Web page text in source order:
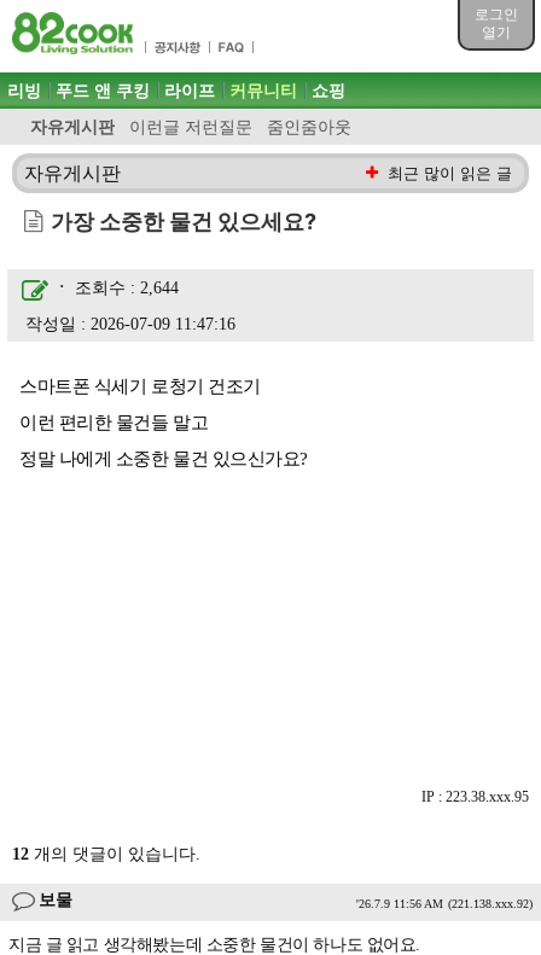
로그인
열기
목차
주메뉴 바로가기
컨텐츠 바로가기
검색 바로가기
로그인 바로가기
주메뉴
리빙 푸드 앤 쿠킹 라이프 커뮤니티
자유게시판 이런글 저런질문 줌인줌아웃
쇼핑
자유게시판 최근 많이 읽은 글
가장 소중한 물건 있으세요?
ㆍ
조회수 : 2,644
작성일 : 2026-07-09 11:47:16
스마트폰 식세기 로청기 건조기
이런 편리한 물건들 말고
정말 나에게 소중한 물건 있으신가요?
IP : 223.38.xxx.95
12 개의 댓글이 있습니다.
보물 '26.7.9 11:56 AM (221.138.xxx.92)
지금 글 읽고 생각해봤는데 소중한 물건이 하나도 없어요.